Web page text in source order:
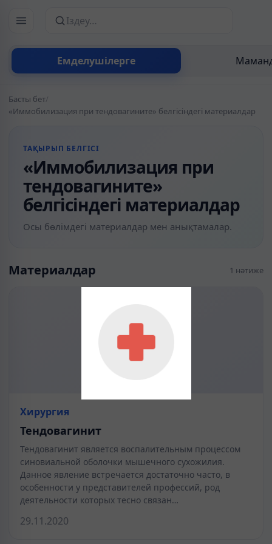
Емделушілерге
Сайттан іздеу
Басты бет/
«Иммобилизация при тендовагините» белгісіндегі материалдар
ТАҚЫРЫП БЕЛГІСІ
«Иммобилизация при
тендовагините»
белгісіндегі материалдар
Осы бөлімдегі материалдар мен анықтамалар.
Материалдар 1 нәтиже
Хирургия
Тендовагинит
Тендовагинит является воспалительным процессом
синовиальной оболочки мышечного сухожилия.
Данное явление встречается достаточно часто, в
особенности у представителей профессий, род
деятельности которых тесно связан…
29.11.2020